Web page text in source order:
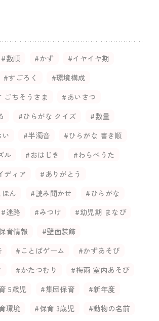
#数順 #かず
#イヤイヤ期
#すごろく
#環境構成
ごちそうさま
#あいさつ
#ひらがな クイズ
#数量
#半濁音
#ひらがな 書き順
ル
#おはじき
#わらべうた
ディア
#ありがとう
ん
#読み聞かせ
#ひらがな
#迷路 #みつけ
#幼児期 まなび
育情報
#壁面装飾
#ことばゲーム
#かずあそび
#かたつむり
#梅雨 室内あそび
5歳児 #集団保育
#新年度
環境 #保育 3歳児 #動物の名前